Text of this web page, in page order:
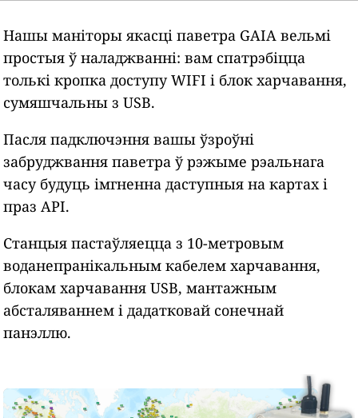
Нашы маніторы якасці паветра GAIA вельмі
простыя ў наладжванні: вам спатрэбіцца
толькі кропка доступу WIFI і блок харчавання,
сумяшчальны з USB.
Пасля падключэння вашы ўзроўні
забруджвання паветра ў рэжыме рэальнага
часу будуць імгненна даступныя на картах і
праз API.
Станцыя пастаўляецца з 10-метровым
воданепранікальным кабелем харчавання,
блокам харчавання USB, мантажным
абсталяваннем і дадатковай сонечнай
панэллю.